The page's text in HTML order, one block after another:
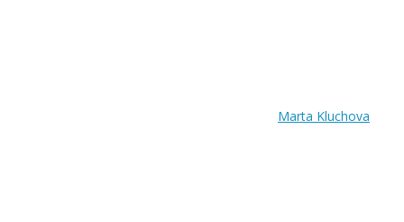
Marta Kluchova